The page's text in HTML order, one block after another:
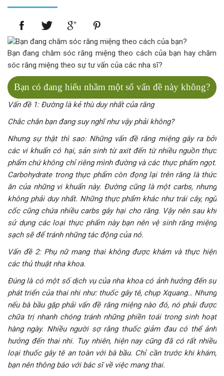
Bạn đang chăm sóc răng miệng theo cách của bạn hay chăm
sóc răng miệng theo sự tư vấn của các nha sĩ?
Bạn có đang hiểu nhầm một số vấn đề này không?
Vấn đề 1: Đường là kẻ thù duy nhất của răng
Chắc chắn bạn đang suy nghĩ như vậy phải không?
Nhưng sự thật thì sao: Những vấn đề răng miệng gây ra bởi
các vi khuẩn có hại, sản sinh từ axit đến từ nhiều nguồn thực
phẩm chứ không chỉ riêng mình đường và các thực phẩm ngọt.
Carbohydrate trong thực phẩm còn đọng lại trên răng là thức
ăn của những vi khuẩn này. Đường cũng là một carbs, nhưng
không phải duy nhất. Những thực phẩm khác như trái cây, ngũ
cốc cũng chứa nhiều carbs gây hại cho răng. Vậy nên sau khi
sử dụng các loại thực phẩm này bạn nên vệ sinh răng miệng
sạch sẽ để tránh những tác động của nó.
Vấn đề 2: Phụ nữ mang thai không được khám và thực hiện
các thủ thuật nha khoa.
Đúng là có một số dịch vụ của nha khoa có ảnh hưởng đến sự
phát triển của thai nhi như: thuốc gây tê, chụp Xquang… Nhưng
nếu bà bầu gặp phải vấn đề răng miệng nào đó, nó phải được
chữa trị nhanh chóng tránh những phiền toái trong sinh hoạt
hàng ngày. Nhiều người sợ rằng thuốc giảm đau có thể ảnh
hưởng đến thai nhi. Tuy nhiên, hiện nay cũng đã có rất nhiều
loại thuốc gây tê an toàn với bà bầu. Chỉ cần trước khi khám,
bạn nên thông báo với bác sĩ về việc mang thai.